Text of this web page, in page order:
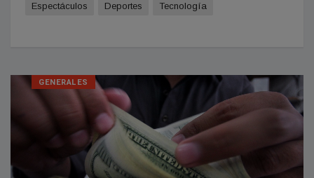
Espectáculos
Deportes Tecnologí­a
GENERALES